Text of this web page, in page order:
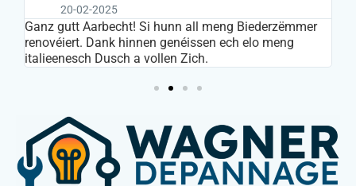
20-02-2025
Ganz gutt Aarbecht! Si hunn all meng Biederzëmmer
renovéiert. Dank hinnen genéissen ech elo meng
italieenesch Dusch a vollen Zich.